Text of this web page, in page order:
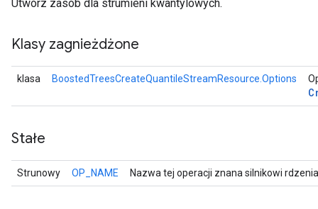
Utwórz zasób dla strumieni kwantylowych.
Klasy zagnieżdżone
klasa BoostedTreesCreateQuantileStreamResource.Options
Stałe
Strunowy OP_NAME Nazwa tej operacji znana silnikowi